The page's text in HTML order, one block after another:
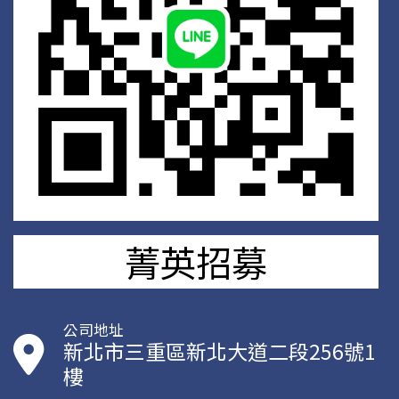
菁英招募
公司地址
新北市三重區新北大道二段256號1
樓